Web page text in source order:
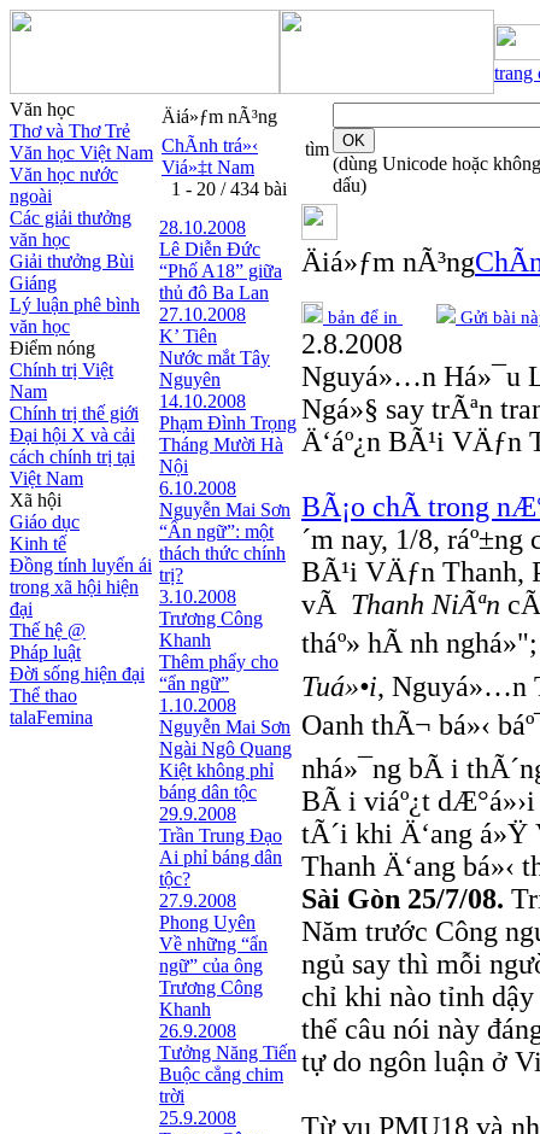
trang
Văn học
Thơ và Thơ Trẻ
Văn học Việt Nam
Văn học nước
ngoài
Các giải thưởng
văn học
Giải thưởng Bùi
Giáng
Lý luận phê bình
văn học
Điểm nóng
Chính trị Việt
Nam
Chính trị thế giới
Đại hội X và cải
cách chính trị tại
Việt Nam
Xã hội
Giáo dục
Kinh tế
Đồng tính luyến ái
trong xã hội hiện
đại
Thế hệ @
Pháp luật
Đời sống hiện đại
Thể thao
talaFemina
Äiá»ƒm nÃ³ng
ChÃ­nh trá»‹
Viá»‡t Nam
1 - 20 / 434 bài
28.10.2008
Lê Diễn Đức
“Phố A18” giữa
thủ đô Ba Lan
27.10.2008
K’ Tiên
Nước mắt Tây
Nguyên
14.10.2008
Phạm Đình Trọng
Tháng Mười Hà
Nội
6.10.2008
Nguyễn Mai Sơn
“Ẩn ngữ”: một
thách thức chính
trị?
3.10.2008
Trương Công
Khanh
Thêm phẩy cho
“ẩn ngữ”
1.10.2008
Nguyễn Mai Sơn
Ngài Ngô Quang
Kiệt không phỉ
báng dân tộc
29.9.2008
Trần Trung Đạo
Ai phỉ báng dân
tộc?
27.9.2008
Phong Uyên
Về những “ẩn
ngữ” của ông
Trương Công
Khanh
26.9.2008
Tưởng Năng Tiến
Buộc cẳng chim
trời
25.9.2008
tìm
(dùng Unicode hoặc không
dấu)
Äiá»ƒm nÃ³ng
bản để in Gửi bài
2.8.2008
Nguyá»…n Há»¯u
Ngá»§ say trÃªn
Ä‘áº¿n BÃ¹i VÄƒn
BÃ¡o chÃ­ trong
´m nay, 1/8,
BÃ¹i VÄƒn Thanh,
vÃ Thanh NiÃªn
tháº» hÃ nh
Tuá»•i, Nguyá»…n
Oanh thÃ¬ bá»‹
nhá»¯ng bÃ i
BÃ i viáº¿t
tÃ´i khi Ä‘ang
Thanh Ä‘ang
Sài Gòn 25/7/08.
Năm trước Công
ngủ say thì mỗi
chỉ khi nào tỉnh
thể câu nói này
tự do ngôn luận ở
Từ vụ PMU18 và